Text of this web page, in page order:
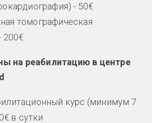
- 50€
томографическая
200€
на реабилитацию в центре
курс (минимум 7
в сутки